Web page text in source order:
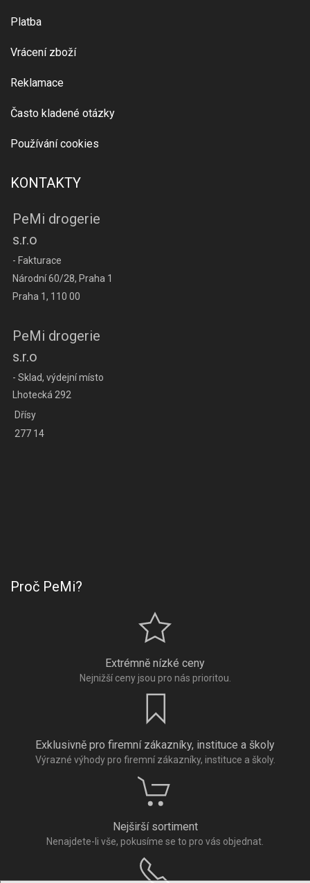
Platba
Vrácení zboží
Reklamace
Často kladené otázky
Používání cookies
KONTAKTY
PeMi drogerie
s.r.o
- Fakturace
Národní 60/28, Praha 1
Praha 1, 110 00
PeMi drogerie
s.r.o
- Sklad, výdejní místo
Lhotecká 292
Dřísy
277 14
Proč PeMi?
Extrémně nízké ceny
Nejnižší ceny jsou pro nás prioritou.
Exklusivně pro firemní zákazníky, instituce a školy
Výrazné výhody pro firemní zákazníky, instituce a školy.
Nejširší sortiment
Nenajdete-li vše, pokusíme se to pro vás objednat.